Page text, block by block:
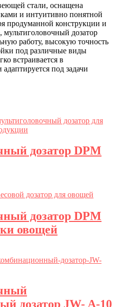
стали, оснащена
и интуитивно понятной
продуманной конструкции и
дозатор
работу, высокую точность
под различные виды
встраивается в
под задачи
дозатор DPM
дозатор DPM
овощей
дозатор JW- A-10